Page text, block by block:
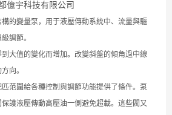
億宇科技有限公司
的變量泵，用于液壓傳動系統中、流量與驅
調節。
大值的變化而增加。改變斜盤的傾角過中線
向。
范圍給各種控制與調節功能提供了條件。泵
護液壓傳動高壓油一側避免超載。這些閥又